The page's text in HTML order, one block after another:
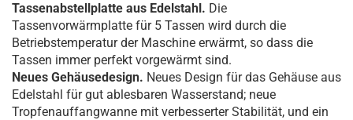
Tassenabstellplatte aus Edelstahl. Die
Tassenvorwärmplatte für 5 Tassen wird durch die
Betriebstemperatur der Maschine erwärmt, so dass die
Tassen immer perfekt vorgewärmt sind.
Neues Gehäusedesign. Neues Design für das Gehäuse aus
Edelstahl für gut ablesbaren Wasserstand; neue
Tropfenauffangwanne mit verbesserter Stabilität, und ein